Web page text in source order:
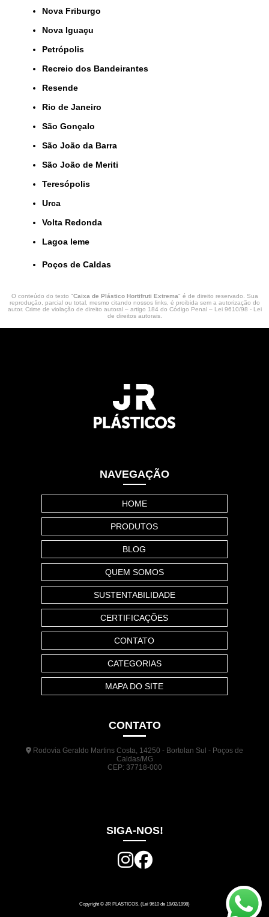
Nova Friburgo
Nova Iguaçu
Petrópolis
Recreio dos Bandeirantes
Resende
Rio de Janeiro
São Gonçalo
São João da Barra
São João de Meriti
Teresópolis
Urca
Volta Redonda
lagoa leme
Poços de Caldas
O conteúdo do texto "Caixa de Plástico Hortifruti Extrema" é de direito reservado. Sua
reprodução, parcial ou total, mesmo citando nossos links, é proibida sem a autorização do
autor. Crime de violação de direito autoral – artigo 184 do Código Penal – Lei 9610/98 - Lei
de direitos autorais.
NAVEGAÇÃO
HOME
PRODUTOS
BLOG
QUEM SOMOS
SUSTENTABILIDADE
CERTIFICAÇÕES
CONTATO
CATEGORIAS
MAPA DO SITE
CONTATO
Rodovia Geraldo Martins Costa, 14250 - Bortolan Sul - Poços de
Caldas/MG
CEP: 37718-000
SIGA-NOS!
Copyright © JR PLASTICOS. (Lei 9610 de 19/02/1998)